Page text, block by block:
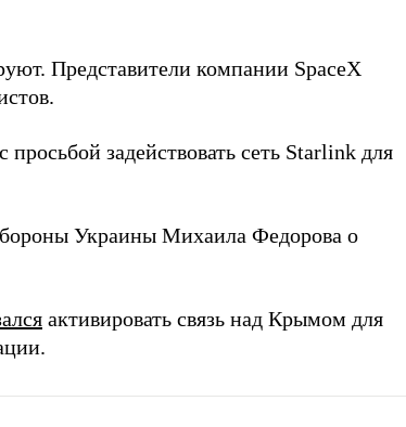
Представители компании SpaceX
просьбой задействовать сеть Starlink для
Украины Михаила Федорова о
активировать связь над Крымом для